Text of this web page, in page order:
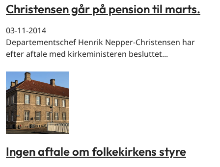
Christensen går på pension til marts.
03-11-2014
Departementschef Henrik Nepper-Christensen har
efter aftale med kirkeministeren besluttet...
Ingen aftale om folkekirkens styre